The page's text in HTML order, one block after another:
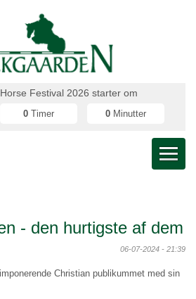
Festival 2026 starter om
0 Timer 0 Minutter
- den hurtigste af dem
06-07-2024 - 21:39
Christian publikummet med sin